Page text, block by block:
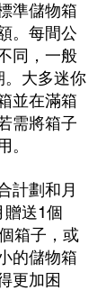
準儲物箱
。每間公
同，一般
。大多迷你
並在滿箱
需將箱子
。
計劃和月
贈送1個
箱子，或
的儲物箱
更加困